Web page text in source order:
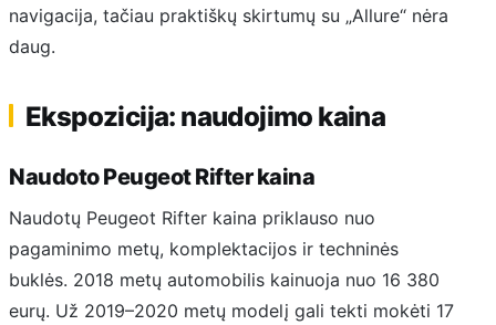
navigacija, tačiau praktiškų skirtumų su „Allure“ nėra
daug.
Ekspozicija: naudojimo kaina
Naudoto Peugeot Rifter kaina
Naudotų Peugeot Rifter kaina priklauso nuo
pagaminimo metų, komplektacijos ir techninės
buklės. 2018 metų automobilis kainuoja nuo 16 380
eurų. Už 2019–2020 metų modelį gali tekti mokėti 17